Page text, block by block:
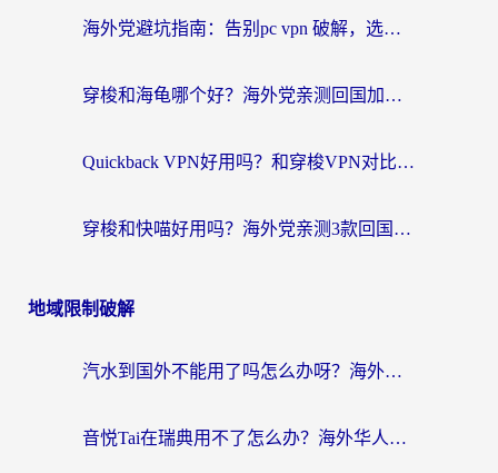
海外党避坑指南：告别pc vpn 破解，选对回国加速器轻松访问国内资源
穿梭和海龟哪个好？海外党亲测回国加速器，附电脑免费VPN推荐
Quickback VPN好用吗？和穿梭VPN对比哪个回国效果更好？海外党必看的真实测评与选择指南
穿梭和快喵好用吗？海外党亲测3款回国加速器，附日本回国VPN避坑指南
地域限制破解
汽水到国外不能用了吗怎么办呀？海外党追剧看片的救星在这里！
音悦Tai在瑞典用不了怎么办？海外华人追剧听歌的实用指南